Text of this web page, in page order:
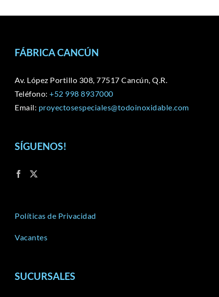
FÁBRICA CANCÚN
Av. López Portillo 308, 77517 Cancún, Q.R.
Teléfono: +52 998 8937000
Email: proyectosespeciales@todoinoxidable.com
SÍGUENOS!
Políticas de Privacidad
Vacantes
SUCURSALES